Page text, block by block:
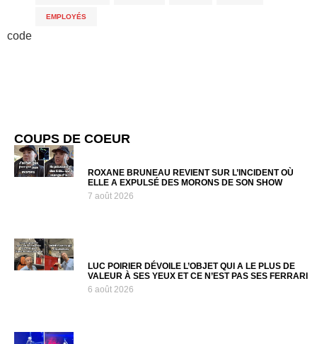
EMPLOYÉS
code
COUPS DE COEUR
ROXANE BRUNEAU REVIENT SUR L’INCIDENT OÙ
ELLE A EXPULSÉ DES MORONS DE SON SHOW
7 août 2026
LUC POIRIER DÉVOILE L’OBJET QUI A LE PLUS DE
VALEUR À SES YEUX ET CE N’EST PAS SES FERRARI
6 août 2026